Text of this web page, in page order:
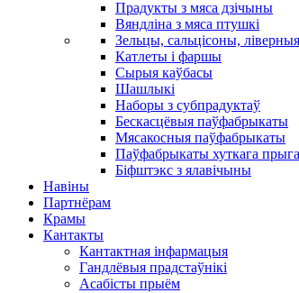
Прадукты з мяса дзічыны
Вяндліна з мяса птушкі
Зельцы, сальцісоны,
Катлеты і фаршы
Сырыя каўбасы
Шашлыкі
Наборы з субпрадуктаў
Бескасцёвыя паўфабрыкаты
Мясакосныя паўфабрыкаты
Паўфабрыкаты хуткага
Біфштэкс з ялавічыны
Навіны
Партнёрам
Крамы
Кантакты
Кантактная інфармацыя
Гандлёвыя прадстаўнікі
Асабісты прыём